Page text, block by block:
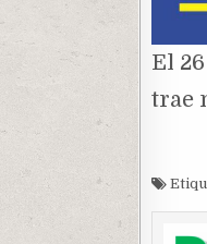
El
trae